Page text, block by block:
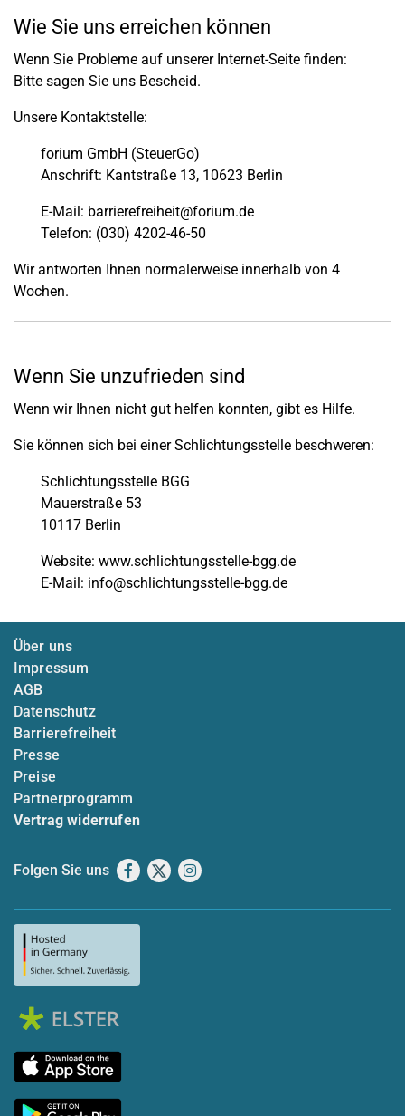
Wie Sie uns erreichen können
Wenn Sie Probleme auf unserer Internet-Seite finden:
Bitte sagen Sie uns Bescheid.
Unsere Kontaktstelle:
forium GmbH (SteuerGo)
Anschrift: Kantstraße 13, 10623 Berlin
E-Mail: barrierefreiheit@forium.de
Telefon: (030) 4202-46-50
Wir antworten Ihnen normalerweise innerhalb von 4
Wochen.
Wenn Sie unzufrieden sind
Wenn wir Ihnen nicht gut helfen konnten, gibt es Hilfe.
Sie können sich bei einer Schlichtungsstelle beschweren:
Schlichtungsstelle BGG
Mauerstraße 53
10117 Berlin
Website: www.schlichtungsstelle-bgg.de
E-Mail: info@schlichtungsstelle-bgg.de
Über uns
Impressum
AGB
Datenschutz
Barrierefreiheit
Presse
Preise
Partnerprogramm
Vertrag widerrufen
Folgen Sie uns Facebook
X Instagram